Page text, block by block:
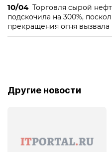
10/04 Торговля сырой
подскочила на 300%,
прекращения огня
Другие новости